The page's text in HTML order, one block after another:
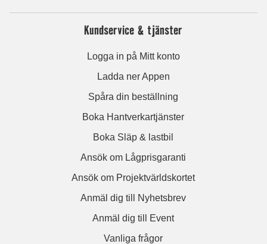
Kundservice & tjänster
Logga in på Mitt konto
Ladda ner Appen
Spåra din beställning
Boka Hantverkartjänster
Boka Släp & lastbil
Ansök om Lågprisgaranti
Ansök om Projektvärldskortet
Anmäl dig till Nyhetsbrev
Anmäl dig till Event
Vanliga frågor